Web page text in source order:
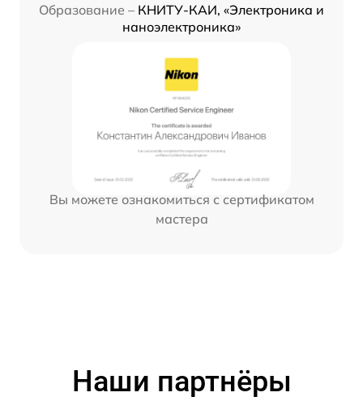
Образование – КНИТУ-КАИ, «Электроника и
наноэлектроника»
Вы можете ознакомиться с сертификатом
мастера
Наши партнёры